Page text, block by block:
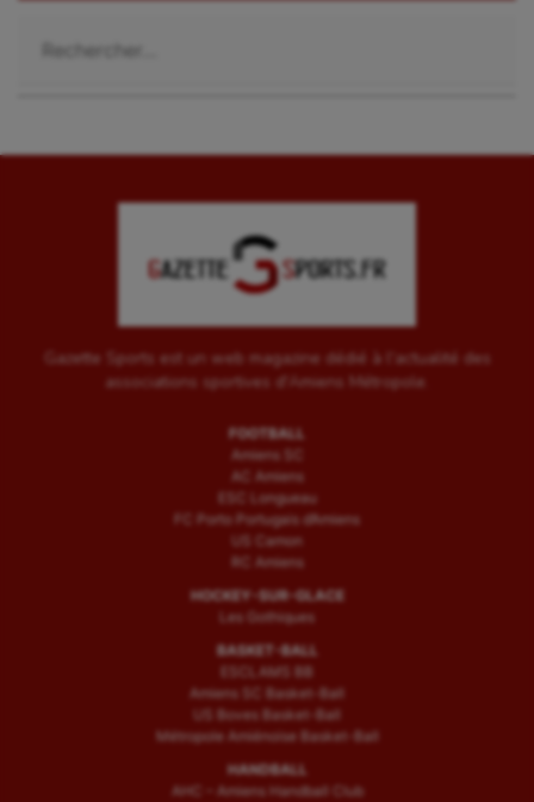
Gazette Sports est un web magazine dédié à l'actualité des
associations sportives d'Amiens Métropole.
FOOTBALL
Amiens SC
AC Amiens
ESC Longueau
FC Porto Portugais d’Amiens
US Camon
RC Amiens
HOCKEY-SUR-GLACE
Les Gothiques
BASKET-BALL
ESCLAMS BB
Amiens SC Basket-Ball
US Boves Basket-Ball
Métropole Amiénoise Basket-Ball
HANDBALL
AHC – Amiens Handball Club